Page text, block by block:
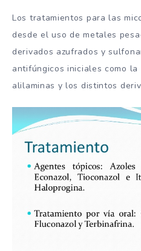
Los tratamientos para las
desde el uso de metales
derivados azufrados y
antifúngicos iniciales como
alilaminas y los distintos